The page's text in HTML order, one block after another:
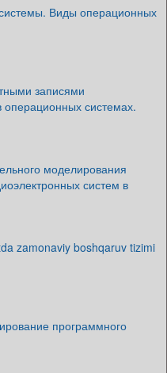
Виды операционных
записями
операционных системах.
моделирования
систем в
zamonaviy boshqaruv tizimi
программного